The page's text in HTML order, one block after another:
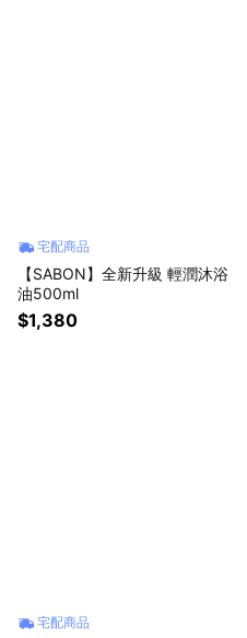
宅配商品
【SABON】全新升級 輕潤沐浴
油500ml
$1,380
宅配商品